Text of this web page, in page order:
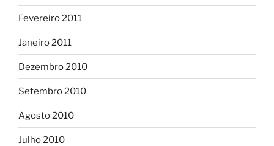
Fevereiro 2011
Janeiro 2011
Dezembro 2010
Setembro 2010
Agosto 2010
Julho 2010